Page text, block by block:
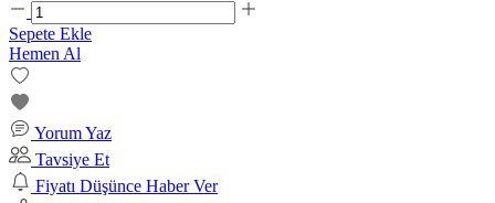
Sepete Ekle
Hemen Al
Yorum Yaz
Tavsiye Et
Fiyatı Düşünce Haber Ver